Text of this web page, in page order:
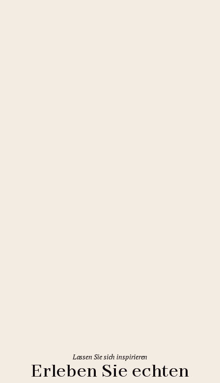
Erleben Sie echten
Lassen Sie sich inspirieren